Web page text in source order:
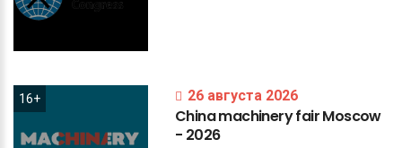
16+ 26 августа 2026
ChinamachineryfairMoscow
- 2026